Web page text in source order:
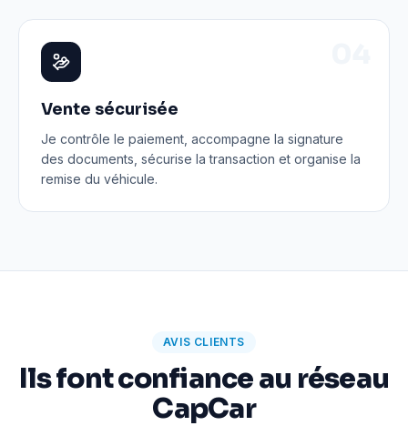
Vente sécurisée
Je contrôle le paiement, accompagne la signature
des documents, sécurise la transaction et organise la
remise du véhicule.
AVIS CLIENTS
Ils font confiance au réseau
CapCar